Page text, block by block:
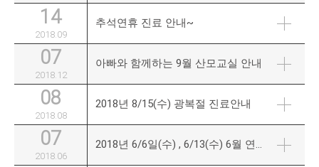
14
2018.09
추석연휴 진료 안내~
07
2018.12
아빠와 함께하는 9월 산모교실 안내
08
2018.08
2018년 8/15(수) 광복절 진료안내
07
2018.06
2018년 6/6일(수) , 6/13(수) 6월 연휴 안내